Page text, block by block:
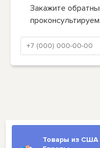
Закажите
проконсультируем.
Товары из США